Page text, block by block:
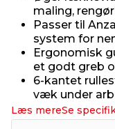
maling,
Passer til
system for
Ergonomisk
et godt greb
6-kantet
væk under
Læs mereSe